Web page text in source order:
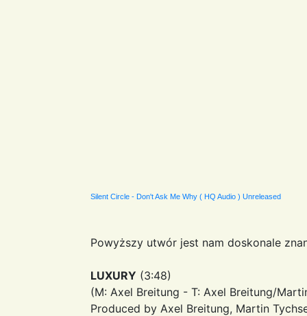
Silent Circle - Don't Ask Me Why ( HQ Audio ) Unreleased
Powyższy utwór jest nam doskonale
LUXURY (3:48)
(M: Axel Breitung - T: Axel Breitung/
Produced by Axel Breitung, Martin